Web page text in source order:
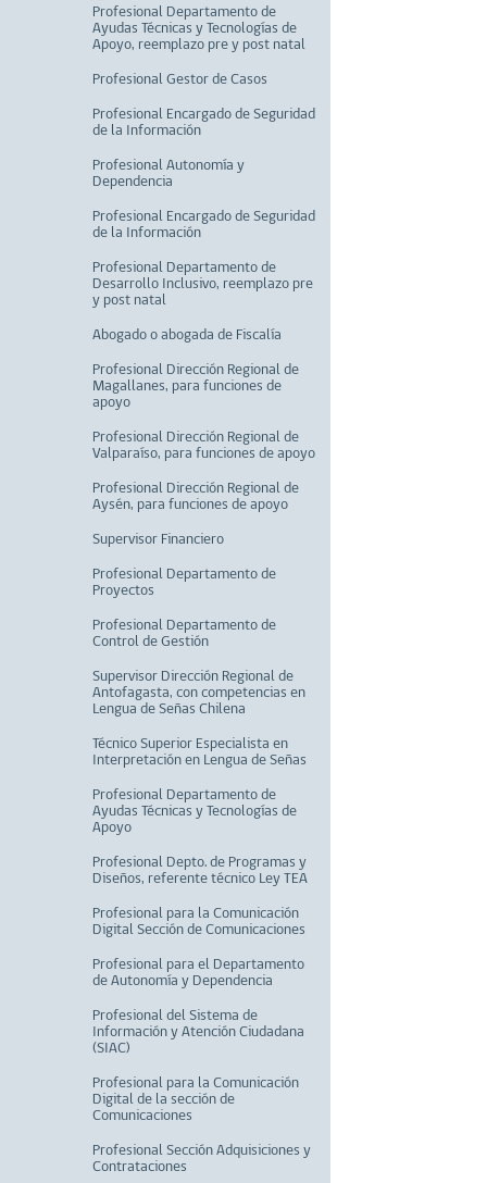
Profesional Departamento de
Ayudas Técnicas y Tecnologías de
Apoyo, reemplazo pre y post natal
Profesional Gestor de Casos
Profesional Encargado de Seguridad
de la Información
Profesional Autonomía y
Dependencia
Profesional Encargado de Seguridad
de la Información
Profesional Departamento de
Desarrollo Inclusivo, reemplazo pre
y post natal
Abogado o abogada de Fiscalía
Profesional Dirección Regional de
Magallanes, para funciones de
apoyo
Profesional Dirección Regional de
Valparaíso, para funciones de apoyo
Profesional Dirección Regional de
Aysén, para funciones de apoyo
Supervisor Financiero
Profesional Departamento de
Proyectos
Profesional Departamento de
Control de Gestión
Supervisor Dirección Regional de
Antofagasta, con competencias en
Lengua de Señas Chilena
Técnico Superior Especialista en
Interpretación en Lengua de Señas
Profesional Departamento de
Ayudas Técnicas y Tecnologías de
Apoyo
Profesional Depto. de Programas y
Diseños, referente técnico Ley TEA
Profesional para la Comunicación
Digital Sección de Comunicaciones
Profesional para el Departamento
de Autonomía y Dependencia
Profesional del Sistema de
Información y Atención Ciudadana
(SIAC)
Profesional para la Comunicación
Digital de la sección de
Comunicaciones
Profesional Sección Adquisiciones y
Contrataciones